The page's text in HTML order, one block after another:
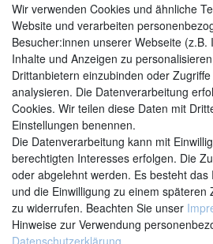
Vertrag widerrufen
Wir verwenden Cookies und ähnliche
Website und verarbeiten
Besucher:innen unserer Webseite (z.B.
Inhalte und Anzeigen zu
Drittanbietern einzubinden oder
analysieren. Die Datenverarbeitung
Cookies. Wir teilen diese Daten mit
Einstellungen benennen.
Die Datenverarbeitung kann mit
berechtigten Interesses erfolgen. Die
oder abgelehnt werden. Es besteht das
und die Einwilligung zu einem
zu widerrufen. Beachten Sie unser
Hinweise zur Verwendung
Daten­schutz­erklärung